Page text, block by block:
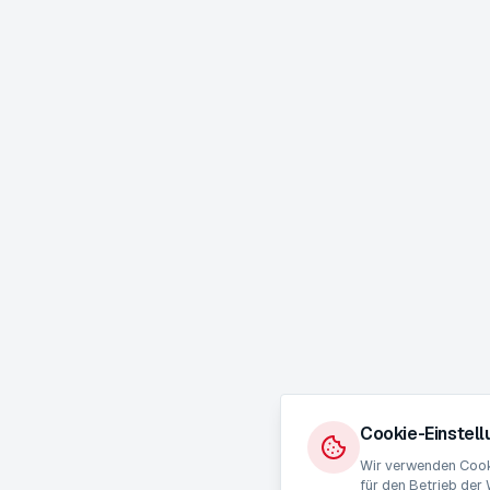
Cookie-
Wir verwenden
für den Betrieb der